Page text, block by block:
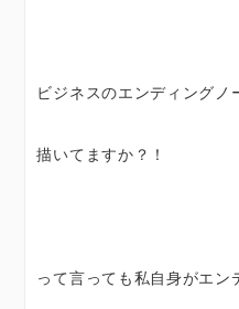
ビジネスのエンディングノ
描いてますか？！
って言っても私自身がエン